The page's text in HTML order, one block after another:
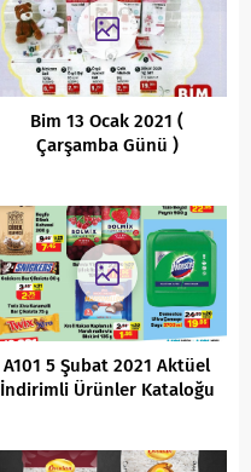
Bim 13 Ocak 2021 (
Çarşamba Günü )
A101 5 Şubat 2021 Aktüel
İndirimli Ürünler Kataloğu